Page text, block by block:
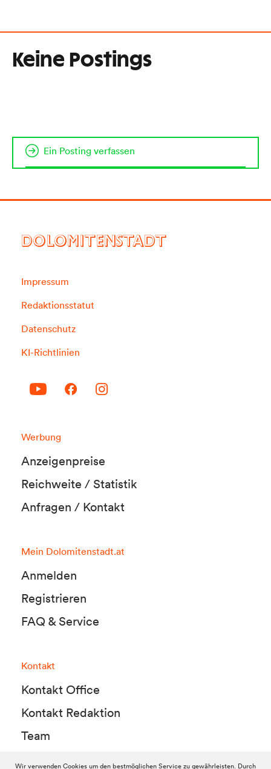
Keine Postings
Ein Posting verfassen
DOLOMITENSTADT
Impressum
Redaktionsstatut
Datenschutz
KI-Richtlinien
Werbung
Anzeigenpreise
Reichweite / Statistik
Anfragen / Kontakt
Mein Dolomitenstadt.at
Anmelden
Registrieren
FAQ & Service
Kontakt
Kontakt Office
Kontakt Redaktion
Team
Wir verwenden Cookies um den bestmöglichen Service zu gewährleisten. Durch